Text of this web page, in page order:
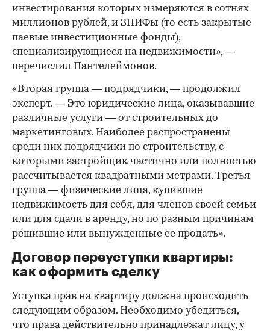
инвестирования которых измеряются в сотнях
миллионов рублей, и ЗПИФы (то есть закрытые
паевые инвестиционные фонды),
специализирующиеся на недвижимости», —
перечислил Пантелеймонов.
«Вторая группа — подрядчики, — продолжил
эксперт. — Это юридические лица, оказывавшие
различные услуги — от строительных до
маркетинговых. Наиболее распространены
среди них подрядчики по строительству, с
которыми застройщик частично или полностью
рассчитывается квадратными метрами. Третья
группа — физические лица, купившие
недвижимость для себя, для членов своей семьи
или для сдачи в аренду, но по разным причинам
решившие или вынужденные ее продать».
Договор переуступки квартиры:
как оформить сделку
Уступка прав на квартиру должна происходить
следующим образом. Необходимо убедиться,
что права действительно принадлежат лицу, у